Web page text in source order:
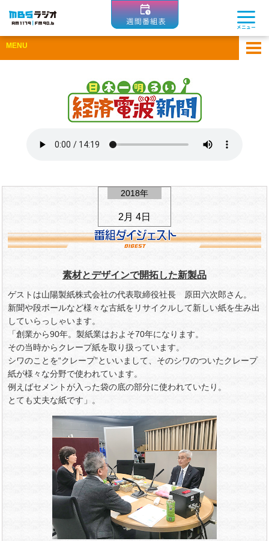
MBSラジオ 1179|FM90.6 メニュー
MENU
ゲスト企業一覧
ひとまちコラム
Spotifyで聴く 2018年
2月 4日
素材とデザインで開拓した新製品
ゲストは山陽製紙株式会社の代表取締役社長 原田六次郎さん。
新聞や段ボールなど様々な古紙をリサイクルして新しい紙を生み出
していらっしゃいます。
「創業から90年。製紙業はおよそ70年になります。
その当時からクレープ紙を取り扱っています。
シワのことを“クレープ”といいまして、そのシワのついたクレープ
紙が様々な分野で使われています。
例えばセメントが入った袋の底の部分に使われていたり。
とても丈夫な紙です」。